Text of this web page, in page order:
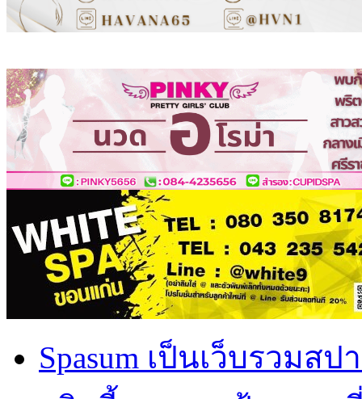
Spasum เป็นเว็บรวม